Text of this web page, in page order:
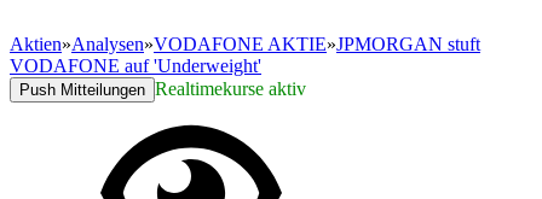
Aktien»Analysen»VODAFONE AKTIE»JPMORGAN stuft
VODAFONE auf 'Underweight'
Push Mitteilungen Realtimekurse aktiv